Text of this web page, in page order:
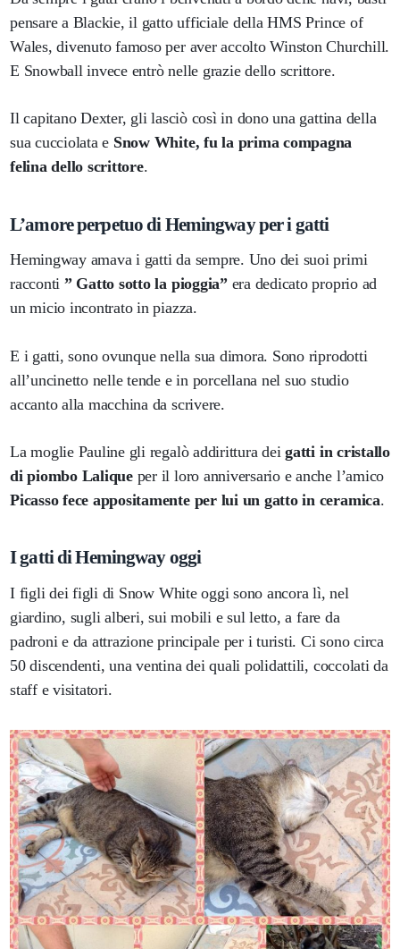
pensare a Blackie, il gatto ufficiale della HMS Prince of
Wales, divenuto famoso per aver accolto Winston Churchill.
E Snowball invece entrò nelle grazie dello scrittore.
Il capitano Dexter, gli lasciò così in dono una gattina della
sua cucciolata e Snow White, fu la prima compagna
felina dello scrittore.
L’amore perpetuo di Hemingway per i gatti
Hemingway amava i gatti da sempre. Uno dei suoi primi
racconti ” Gatto sotto la pioggia”era dedicato proprio ad
un micio incontrato in piazza.
E i gatti, sono ovunque nella sua dimora. Sono riprodotti
all’uncinetto nelle tende e in porcellana nel suo studio
accanto alla macchina da scrivere.
La moglie Pauline gli regalò addirittura deigatti in cristallo
di piombo Lalique per il loro anniversario e anche l’amico
Picasso fece appositamente per lui un gatto in ceramica.
I gatti di Hemingway oggi
I figli dei figli di Snow White oggi sono ancora lì, nel
giardino, sugli alberi, sui mobili e sul letto, a fare da
padroni e da attrazione principale per i turisti. Ci sono circa
50 discendenti, una ventina dei quali polidattili, coccolati da
staff e visitatori.